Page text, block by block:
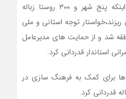
شهردار لاهیجان با بیان اینکه پنج شهر و ۳۰۰ روستا زباله
توجه استانی و ملی
شد و از حمایت های مدیرعامل
استاندار قدردانی کرد.
ها برای کمک به فرهنگ سازی در
قدردانی کرد.